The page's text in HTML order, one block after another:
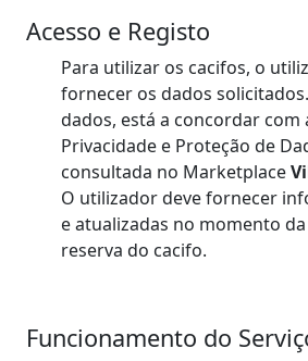
Acesso e Registo
Para utilizar os cacifos, o
fornecer os dados
dados, está a concordar com
Privacidade e Proteção de
consultada no Marketplace
O utilizador deve fornecer
e atualizadas no momento
reserva do cacifo.
Funcionamento do